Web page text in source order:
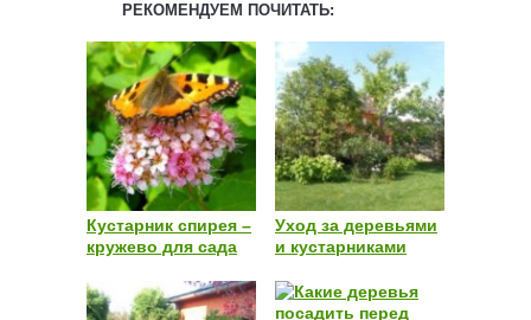
РЕКОМЕНДУЕМ ПОЧИТАТЬ:
Кустарник спирея –
кружево для сада
Уход за деревьями
и кустарниками